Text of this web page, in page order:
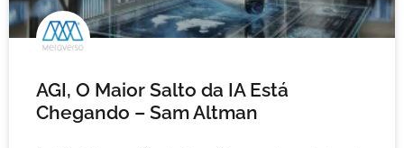
AGI, O Maior Salto da IA Está
Chegando – Sam Altman